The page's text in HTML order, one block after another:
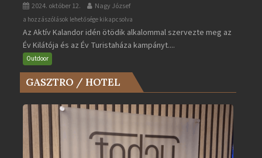
2024. október 12. Nagy József
Az
Év
Kilátója
és
az
Év
bejegyzéshez
a hozzászólások lehetősége kikapcsolva
Az Aktív Kalandor idén ötödik alkalommal szervezte meg az
Év Kilátója és az Év Turistaháza kampányt....
Outdoor
GASZTRO / HOTEL